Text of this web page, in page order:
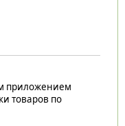
приложением
товаров по